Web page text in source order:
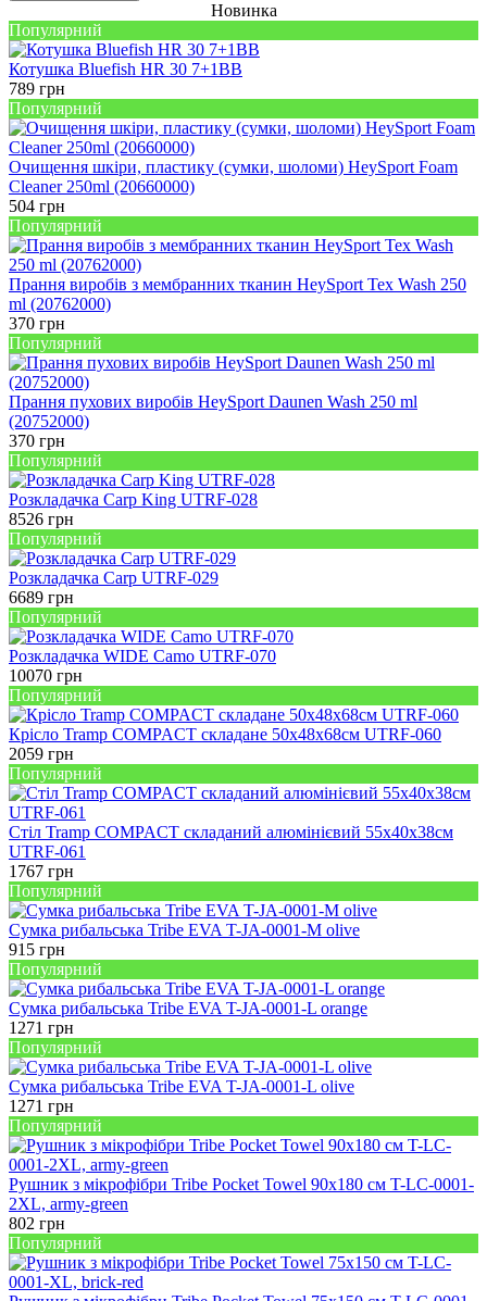
Новинка
Популярний
Котушка Bluefish HR 30 7+1BB
789 грн
Популярний
Очищення шкіри, пластику (сумки, шоломи) HeySport Foam
Cleaner 250ml (20660000)
504 грн
Популярний
Прання виробів з мембранних тканин HeySport Tex Wash 250
ml (20762000)
370 грн
Популярний
Прання пухових виробів HeySport Daunen Wash 250 ml
(20752000)
370 грн
Популярний
Розкладачка Carp King UTRF-028
8526 грн
Популярний
Розкладачка Carp UTRF-029
6689 грн
Популярний
Розкладачка WIDE Camo UTRF-070
10070 грн
Популярний
Крісло Tramp COMPACT складане 50х48х68см UTRF-060
2059 грн
Популярний
Стіл Tramp COMPACT складаний алюмінієвий 55х40х38см
UTRF-061
1767 грн
Популярний
Сумка рибальська Tribe EVA T-JA-0001-M olive
915 грн
Популярний
Сумка рибальська Tribe EVA T-JA-0001-L orange
1271 грн
Популярний
Сумка рибальська Tribe EVA T-JA-0001-L olive
1271 грн
Популярний
Рушник з мікрофібри Tribe Pocket Towel 90х180 см T-LC-0001-
2XL, army-green
802 грн
Популярний